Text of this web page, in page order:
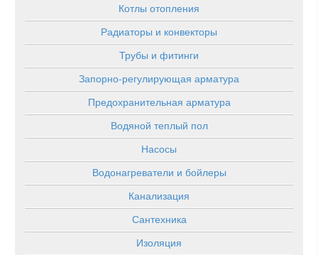
Котлы отопления
Радиаторы и конвекторы
Трубы и фитинги
Запорно-регулирующая арматура
Предохранительная арматура
Водяной теплый пол
Насосы
Водонагреватели и бойлеры
Канализация
Сантехника
Изоляция